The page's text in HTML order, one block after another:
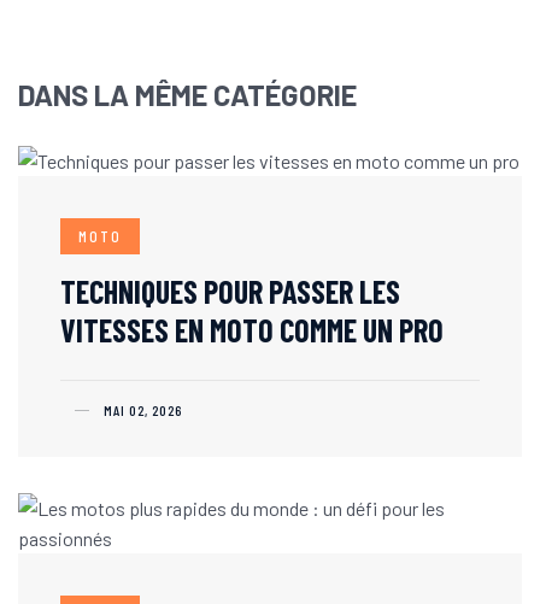
DANS LA MÊME CATÉGORIE
MOTO
TECHNIQUES POUR PASSER LES
VITESSES EN MOTO COMME UN PRO
MAI 02, 2026